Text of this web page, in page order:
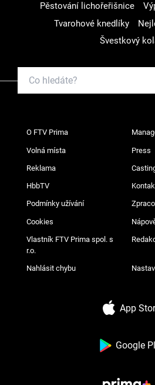
Pěstování lichořeřišnice
Tvarohové knedlíky
Švestkový
O FTV Prima
Volná místa Press
Reklama
HbbTV
Podmínky užívání
Cookies
Vlastník FTV Prima spol. s
r.o.
Nahlásit chybu
App
Google